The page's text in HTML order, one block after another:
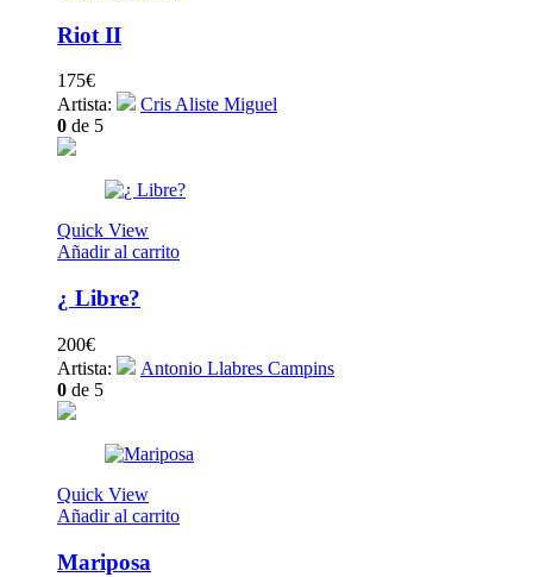
Riot II
175€
Artista:
Cris Aliste Miguel
0 de 5
Quick View
Añadir al carrito
¿ Libre?
200€
Artista:
Antonio Llabres Campins
0 de 5
Quick View
Añadir al carrito
Mariposa